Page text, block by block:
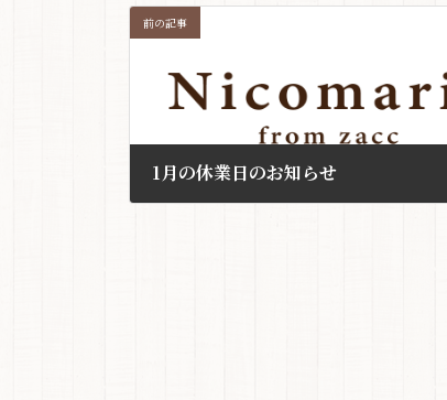
前の記事
1月の休業日のお知らせ